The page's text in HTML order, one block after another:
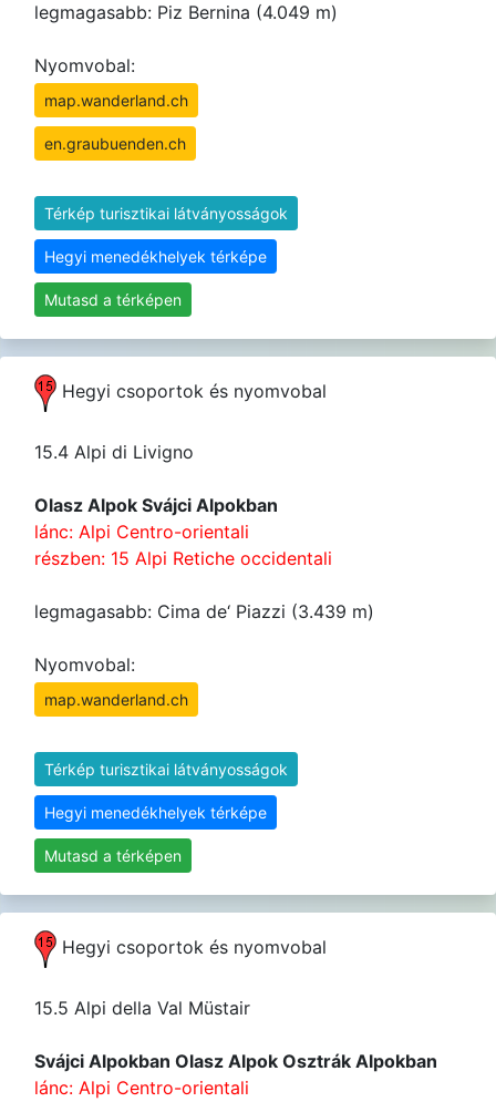
legmagasabb: Piz Bernina (4.049 m)
Nyomvobal:
map.wanderland.ch
en.graubuenden.ch
Térkép turisztikai látványosságok
Hegyi menedékhelyek térképe
Mutasd a térképen
Hegyi csoportok és nyomvobal
15.4 Alpi di Livigno
Olasz Alpok Svájci Alpokban
lánc: Alpi Centro-orientali
részben: 15 Alpi Retiche occidentali
legmagasabb: Cima de‘ Piazzi (3.439 m)
Nyomvobal:
map.wanderland.ch
Térkép turisztikai látványosságok
Hegyi menedékhelyek térképe
Mutasd a térképen
Hegyi csoportok és nyomvobal
15.5 Alpi della Val Müstair
Svájci Alpokban Olasz Alpok Osztrák Alpokban
lánc: Alpi Centro-orientali